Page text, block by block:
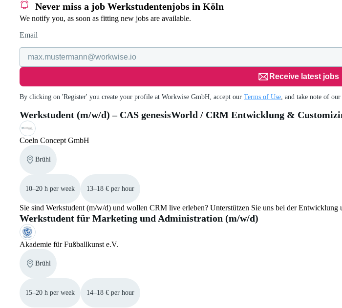
Never miss a job Werkstudentenjobs in Köln
We notify you, as soon as fitting new jobs are available.
Email
Receive latest jobs
By clicking on 'Register' you create your profile at Workwise GmbH, accept ourTerms of Use , and take note of
Werkstudent (m/w/d) – CAS genesisWorld / CRM Entwicklung &
Coeln Concept GmbH
Brühl
10–20 h per week 13–18 € per hour
Sie sind Werkstudent (m/w/d) und wollen CRM live erleben? Unterstützen Sie uns bei der
Werkstudent für Marketing und Administration (m/w/d)
Akademie für Fußballkunst e.V.
Brühl
15–20 h per week 14–18 € per hour